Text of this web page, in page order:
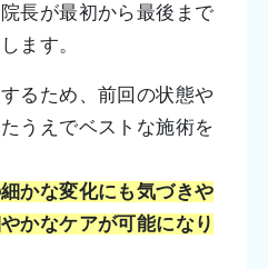
長が最初から最後まで
ます。
るため、前回の状態や
うえでベストな施術を
かな変化にも気づきや
かなケアが可能になり